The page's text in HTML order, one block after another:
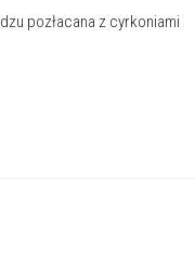
pozłacana z cyrkoniami